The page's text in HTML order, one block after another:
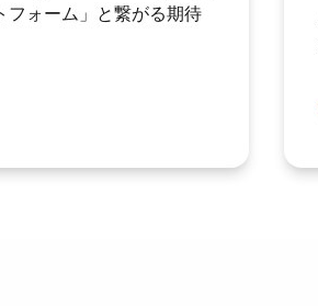
フォーム」と繋がる期待